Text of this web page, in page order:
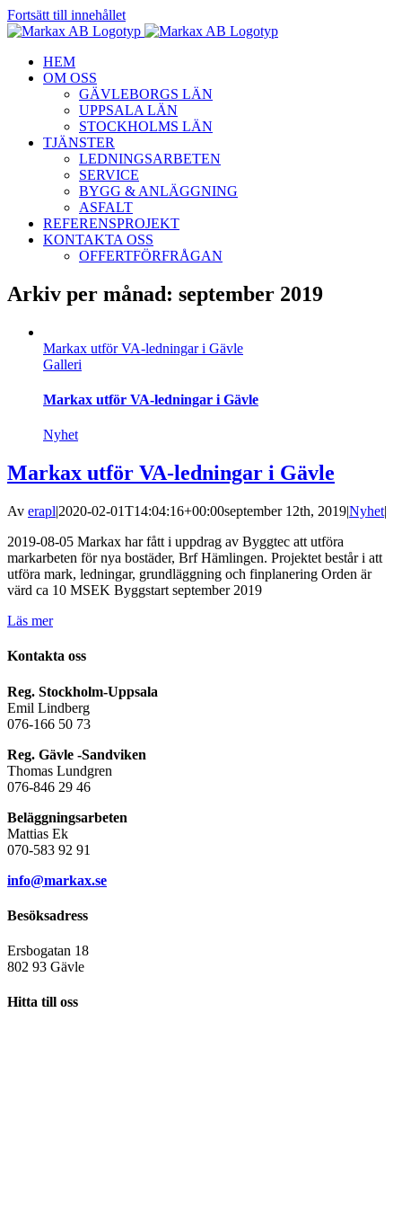
Fortsätt till innehållet
HEM
OM OSS
GÄVLEBORGS LÄN
UPPSALA LÄN
STOCKHOLMS LÄN
TJÄNSTER
LEDNINGSARBETEN
SERVICE
BYGG & ANLÄGGNING
ASFALT
REFERENSPROJEKT
KONTAKTA OSS
OFFERTFÖRFRÅGAN
Arkiv per månad: september 2019
Markax utför VA-ledningar i Gävle
Galleri
Markax utför VA-ledningar i Gävle
Nyhet
Markax utför VA-ledningar i Gävle
Av erapl|2020-02-01T14:04:16+00:00september 12th, 2019|Nyhet|
2019-08-05 Markax har fått i uppdrag av Byggtec att utföra
markarbeten för nya bostäder, Brf Hämlingen. Projektet består i att
utföra mark, ledningar, grundläggning och finplanering Orden är
värd ca 10 MSEK Byggstart september 2019
Läs mer
Kontakta oss
Reg. Stockholm-Uppsala
Emil Lindberg
076-166 50 73
Reg. Gävle -Sandviken
Thomas Lundgren
076-846 29 46
Beläggningsarbeten
Mattias Ek
070-583 92 91
info@markax.se
Besöksadress
Ersbogatan 18
802 93 Gävle
Hitta till oss